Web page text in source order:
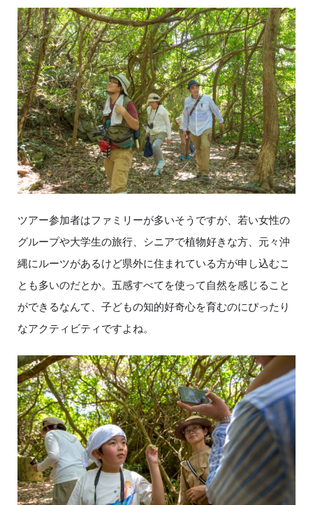
ツアー参加者はファミリーが多いそうですが、若い女性の
グループや大学生の旅行、シニアで植物好きな方、元々沖
縄にルーツがあるけど県外に住まれている方が申し込むこ
とも多いのだとか。五感すべてを使って自然を感じること
ができるなんて、子どもの知的好奇心を育むのにぴったり
なアクティビティですよね。